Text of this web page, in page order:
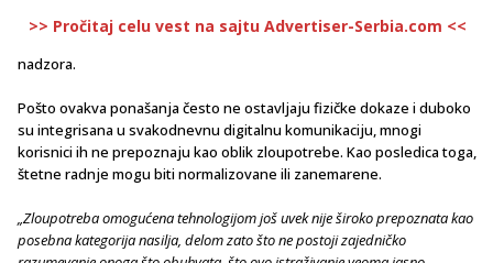
>> Pročitaj celu vest na sajtu Advertiser-Serbia.com <<
nadzora.
Pošto ovakva ponašanja često ne ostavljaju fizičke dokaze i duboko
su integrisana u svakodnevnu digitalnu komunikaciju, mnogi
korisnici ih ne prepoznaju kao oblik zloupotrebe. Kao posledica toga,
štetne radnje mogu biti normalizovane ili zanemarene.
„Zloupotreba omogućena tehnologijom još uvek nije široko prepoznata kao
posebna kategorija nasilja, delom zato što ne postoji zajedničko